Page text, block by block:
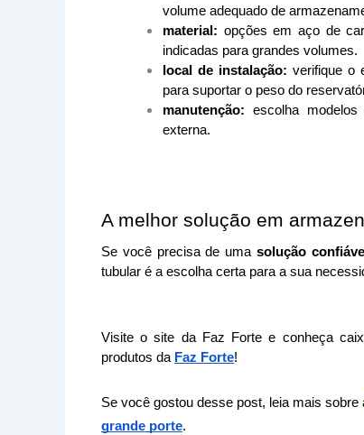
volume adequado de
material: opções em aço de
indicadas para grandes volumes.
local de instalação: verifique o
para suportar o peso do
manutenção: escolha
externa.
A melhor solução em
Se você precisa de uma solução
tubular é a escolha certa para a sua
Visite o site da Faz Forte e conheça
produtos da Faz Forte!
Se você gostou desse post, leia mais sobre
grande porte.